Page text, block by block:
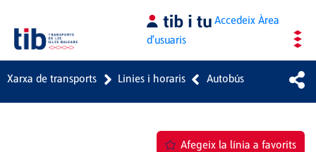
AccedeixÀrea
d'usuaris
Xarxa de transports Linies i horaris Autobús
Afegeix la línia a favorits